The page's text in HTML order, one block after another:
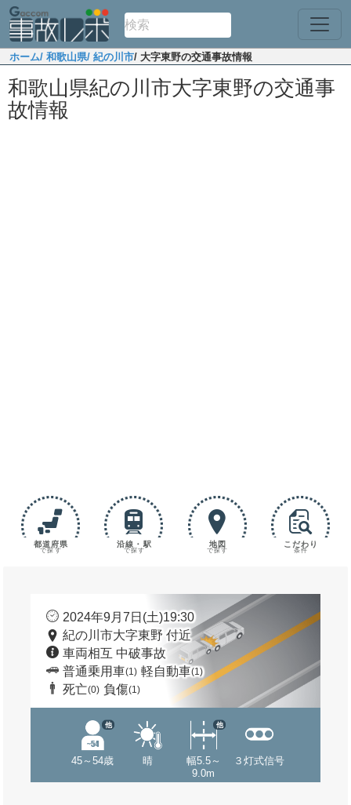
ホーム/ 和歌山県/ 紀の川市/ 大字東野の交通事故情報
和歌山県紀の川市大字東野の交通事
故情報
都道府県
で探す
沿線・駅
で探す
地図
で探す
こだわり
条件
2024年9月7日(土)19:30
紀の川市大字東野 付近
車両相互 中破事故
普通乗用車(1) 軽自動車(1)
死亡(0) 負傷(1)
45～54歳
他
晴
幅5.5～
9.0m
他
３灯式信号